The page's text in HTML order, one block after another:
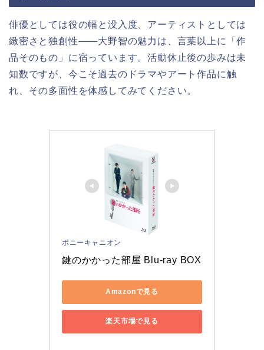
俳優としては役の幅と没入度、アーティストとしては
緻密さと独創性――大野智の魅力は、言葉以上に「作
品そのもの」に宿っています。活動休止後の歩みは未
知数ですが、今こそ過去のドラマやアート作品に触
れ、その多面性を体感してみてください。
ポニーキャニオン
鍵のかかった部屋 Blu-ray BOX
Amazonで見る
楽天市場で見る